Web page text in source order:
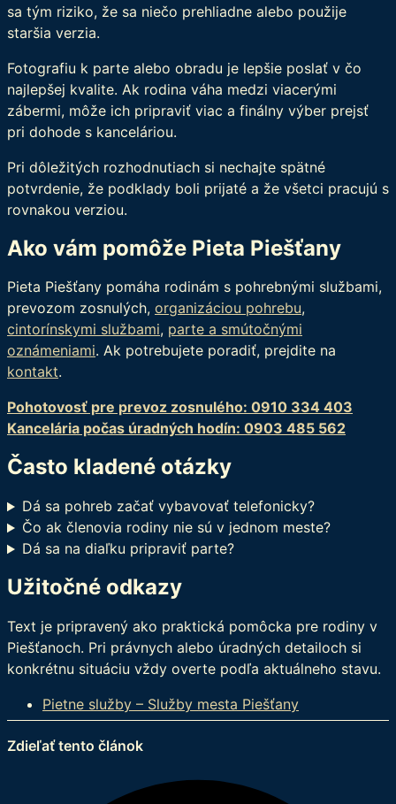
sa tým riziko, že sa niečo prehliadne alebo použije
staršia verzia.
Fotografiu k parte alebo obradu je lepšie poslať v čo
najlepšej kvalite. Ak rodina váha medzi viacerými
zábermi, môže ich pripraviť viac a finálny výber prejsť
pri dohode s kanceláriou.
Pri dôležitých rozhodnutiach si nechajte spätné
potvrdenie, že podklady boli prijaté a že všetci pracujú s
rovnakou verziou.
Ako vám pomôže Pieta Piešťany
Pieta Piešťany pomáha rodinám s pohrebnými službami,
prevozom zosnulých, organizáciou pohrebu,
cintorínskymi službami, parte a smútočnými
oznámeniami. Ak potrebujete poradiť, prejdite na
kontakt.
Pohotovosť pre prevoz zosnulého: 0910 334 403
Kancelária počas úradných hodín: 0903 485 562
Často kladené otázky
Dá sa pohreb začať vybavovať telefonicky?
Čo ak členovia rodiny nie sú v jednom meste?
Dá sa na diaľku pripraviť parte?
Užitočné odkazy
Text je pripravený ako praktická pomôcka pre rodiny v
Piešťanoch. Pri právnych alebo úradných detailoch si
konkrétnu situáciu vždy overte podľa aktuálneho stavu.
Pietne služby – Služby mesta Piešťany
Zdieľať tento článok